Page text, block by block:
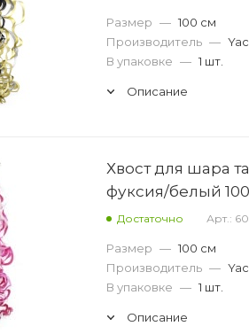
Размер — 100 см
Производитель —
В упаковке — 1 шт.
Описание
Хвост для шара
фуксия/белый
Достаточно Арт.:
Размер — 100 см
Производитель —
В упаковке — 1 шт.
Описание